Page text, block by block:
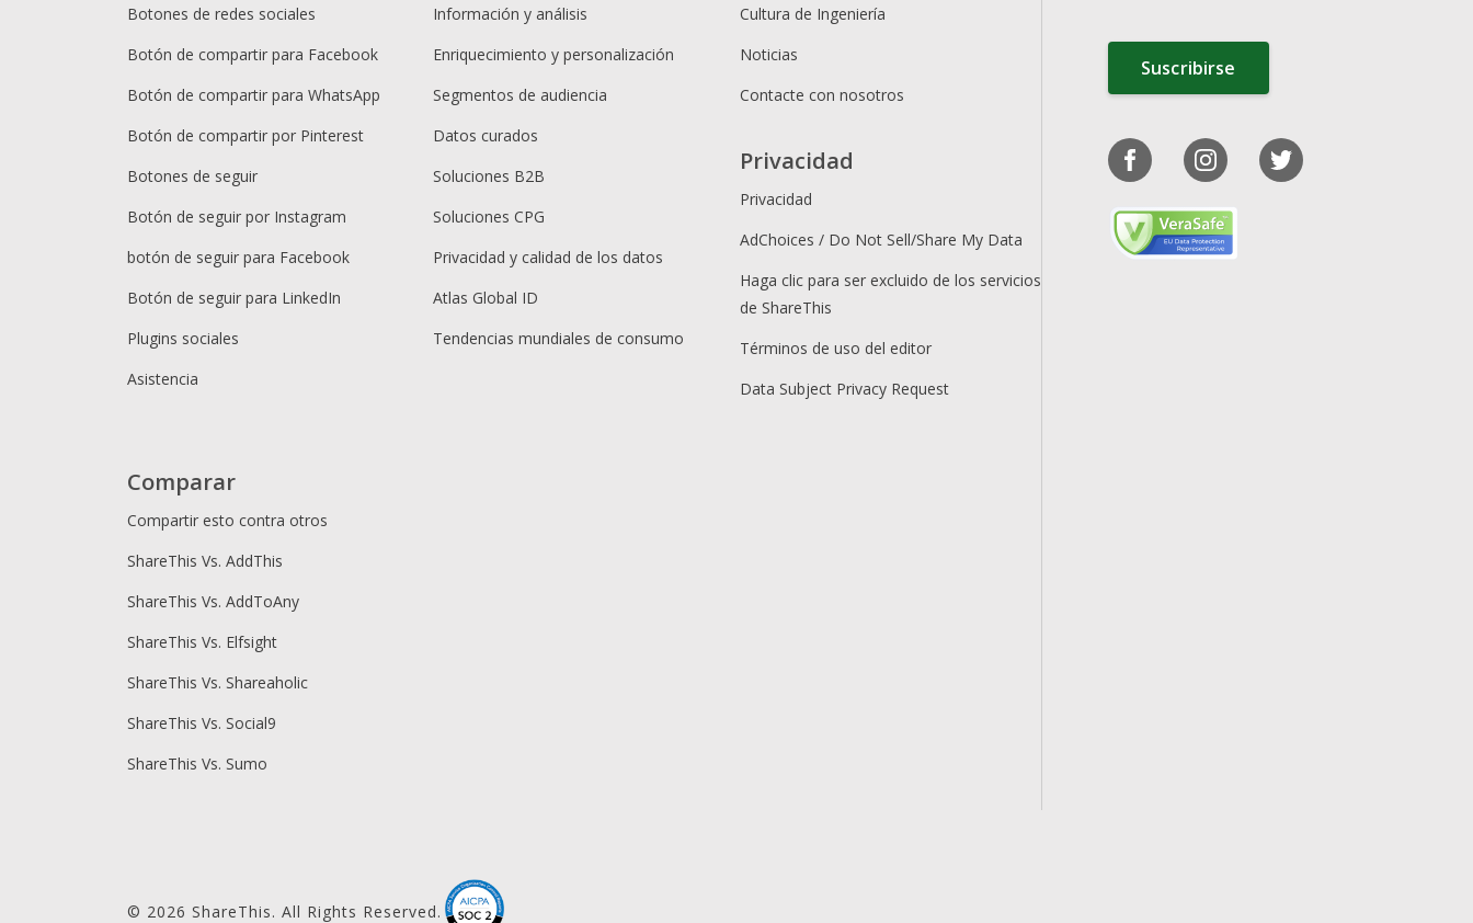
Botones de redes sociales
Botón de compartir para Facebook
Botón de compartir para WhatsApp
Botón de compartir por Pinterest
Botones de seguir
Botón de seguir por Instagram
botón de seguir para Facebook
Botón de seguir para LinkedIn
Plugins sociales
Asistencia
Información y análisis
Enriquecimiento y personalización
Segmentos de audiencia
Datos curados
Soluciones B2B
Soluciones CPG
Privacidad y calidad de los datos
Atlas Global ID
Tendencias mundiales de consumo
Cultura de Ingeniería
Noticias
Contacte con nosotros
Privacidad
Privacidad
AdChoices / Do Not Sell/Share My Data
Haga clic para ser excluido de los servicios
de ShareThis
Términos de uso del editor
Data Subject Privacy Request
Comparar
Compartir esto contra otros
ShareThis Vs. AddThis
ShareThis Vs. AddToAny
ShareThis Vs. Elfsight
ShareThis Vs. Shareaholic
ShareThis Vs. Social9
ShareThis Vs. Sumo
Suscribirse
© 2026 ShareThis. All Rights Reserved.